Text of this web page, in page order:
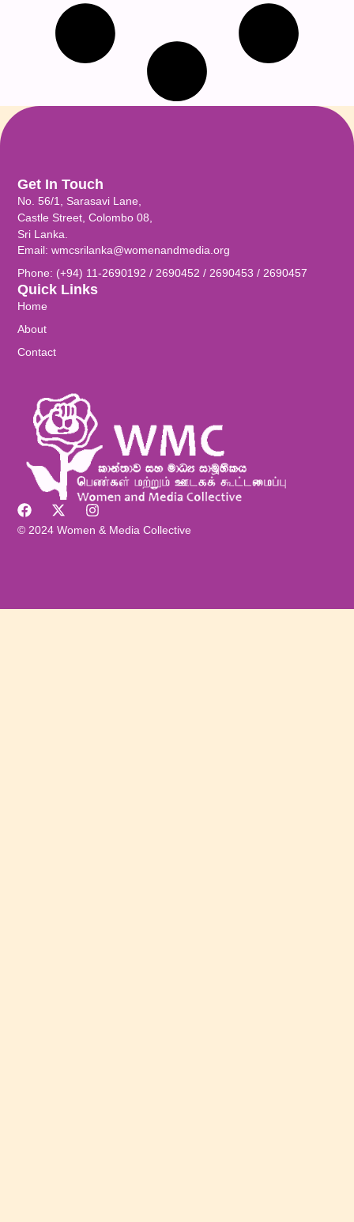
© 2024 Women & Media Collective
Quick Links
Home
About
Contact
Get In Touch
No. 56/1, Sarasavi Lane,
Castle Street, Colombo 08,
Sri Lanka.
Email: wmcsrilanka@womenandmedia.org
Phone: (+94) 11-2690192 / 2690452 / 2690453 / 2690457